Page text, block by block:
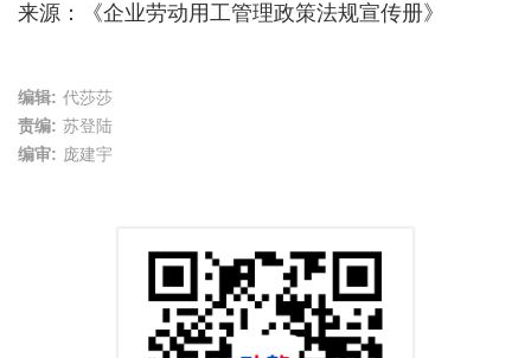
来源：《企业劳动用工管理政策法规宣传册》
编辑: 代莎莎
责编: 苏登陆
编审: 庞建宇